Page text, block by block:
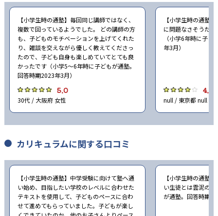
立命館中学校 - 東山中学校 -
京都女子中学校 -
同志社女子中学校 -
ノートルダム女学院中学校
京都聖母学院中学校
同志社国際中学校 -
立命館宇治中学校 -
近畿大学附属中学校 -
追手門学院大手前中学校
【小学生時の通塾】毎回同じ講師ではなく、
複数で回っているようでした。 どの講師の方
も、子どものモチベーションを上げてくれた
り、雑談を交えながら優しく教えてくださっ
たので、子ども自身も楽しめていてとても良
かったです（小学5〜6年時に子どもが通塾。
回答時期2023年3月）
5.0
30代 / 大阪府 女性
【小学生時の通塾
に問題なさそうだ
（小学6年時に子
年3月）
4.0
null / 東京都 null
カリキュラムに関する口コミ
【小学生時の通塾】中学受験に向けて塾へ通
い始め、目指したい学校のレベルに合わせた
テキストを使用して、子どものペースに合わ
せて進めてもらっていました。子どもが楽し
【小学生時の通塾
い生徒とは雲泥の
が通塾。回答時期